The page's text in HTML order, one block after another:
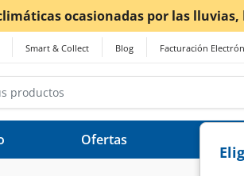
¡Ahora también en
Smart & Collect Blog Facturación
Ofertas